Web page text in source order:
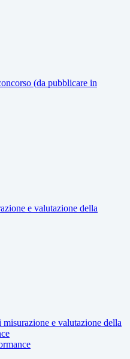
(da pubblicare in
e valutazione della
misurazione e valutazione della